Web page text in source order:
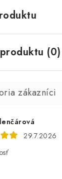
(0)
29.7.2026